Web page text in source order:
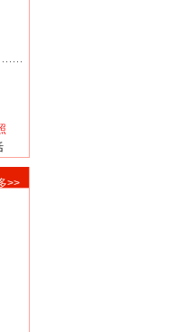
>>